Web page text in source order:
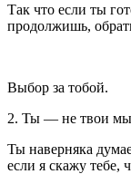
Так что если ты
продолжишь,
Выбор за тобой.
2. Ты — не твои
Ты наверняка
если я скажу тебе,